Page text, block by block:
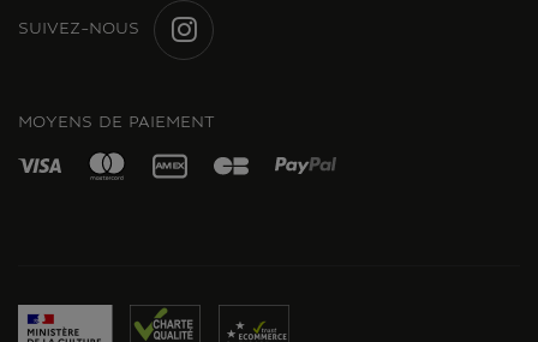
SUIVEZ-NOUS
MOYENS DE PAIEMENT